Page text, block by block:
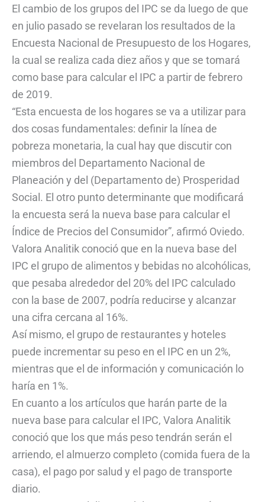
El cambio de los grupos del IPC se da luego de que
en julio pasado se revelaran los resultados de la
Encuesta Nacional de Presupuesto de los Hogares,
la cual se realiza cada diez años y que se tomará
como base para calcular el IPC a partir de febrero
de 2019.
“Esta encuesta de los hogares se va a utilizar para
dos cosas fundamentales: definir la línea de
pobreza monetaria, la cual hay que discutir con
miembros del Departamento Nacional de
Planeación y del (Departamento de) Prosperidad
Social. El otro punto determinante que modificará
la encuesta será la nueva base para calcular el
Índice de Precios del Consumidor”, afirmó Oviedo.
Valora Analitik conoció que en la nueva base del
IPC el grupo de alimentos y bebidas no alcohólicas,
que pesaba alrededor del 20% del IPC calculado
con la base de 2007, podría reducirse y alcanzar
una cifra cercana al 16%.
Así mismo, el grupo de restaurantes y hoteles
puede incrementar su peso en el IPC en un 2%,
mientras que el de información y comunicación lo
haría en 1%.
En cuanto a los artículos que harán parte de la
nueva base para calcular el IPC, Valora Analitik
conoció que los que más peso tendrán serán el
arriendo, el almuerzo completo (comida fuera de la
casa), el pago por salud y el pago de transporte
diario.